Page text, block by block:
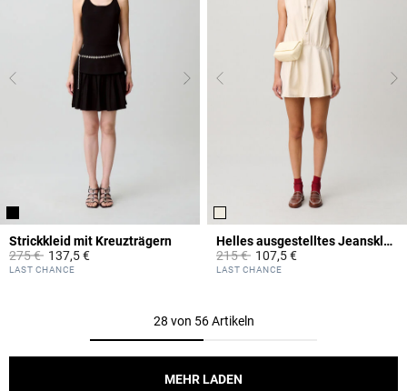
Strickkleid mit Kreuzträgern
Price reduced from
275 €to137,5 €
3,9 out of 5 Customer Rating
LAST CHANCE
Helles ausgestelltes Jeanskleid
Price reduced from
215 €to107,5 €
4,6 out of 5 Customer Rating
LAST CHANCE
28 von 56 Artikeln
MEHR LADEN